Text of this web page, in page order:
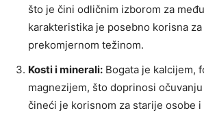
što je čini odličnim izborom za
karakteristika je posebno korisna
prekomjernom težinom.
Kosti i minerali: Bogata je kalcijem,
magnezijem, što doprinosi
čineći je korisnom za starije osobe